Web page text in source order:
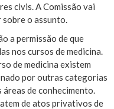
civis. A Comissão vai
o assunto.
a permissão de que
nos cursos de medicina.
de medicina existem
por outras categorias
áreas de conhecimento.
de atos privativos de